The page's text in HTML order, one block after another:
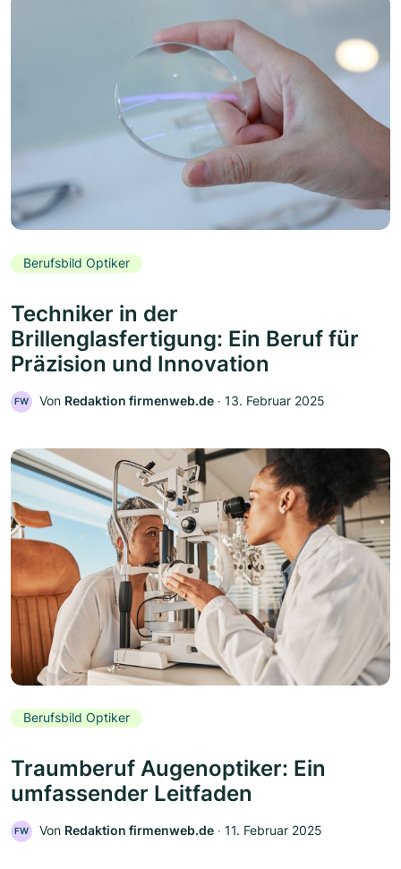
Berufsbild Optiker
Techniker in der
Brillenglasfertigung: Ein Beruf für
Präzision und Innovation
FW Von Redaktion firmenweb.de ‧ 13. Februar 2025
Berufsbild Optiker
Traumberuf Augenoptiker: Ein
umfassender Leitfaden
FW Von Redaktion firmenweb.de ‧ 11. Februar 2025